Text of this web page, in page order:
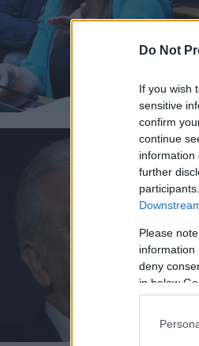
Do Not
If you wish
sensitive
confirm
continue
information
further
Please
information
deny
in below